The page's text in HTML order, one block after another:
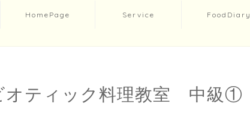
HomePage Service FoodDiary
オティック料理教室 中級①